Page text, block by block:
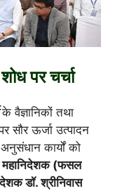
पर चर्चा
के वैज्ञानिकों तथा
सौर ऊर्जा उत्पादन
कार्यों को
(फसल
डॉ. श्रीनिवास